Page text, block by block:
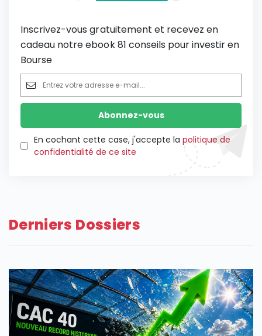
Inscrivez-vous gratuitement et recevez en
cadeau notre ebook 81 conseils pour investir en
Bourse
En cochant cette case, j'accepte la politique de
confidentialité de ce site
Derniers Dossiers